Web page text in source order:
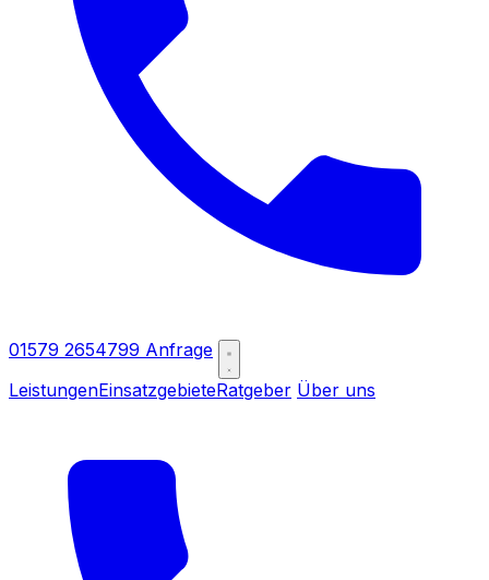
01579 2654799 Anfrage
LeistungenEinsatzgebieteRatgeber Über uns